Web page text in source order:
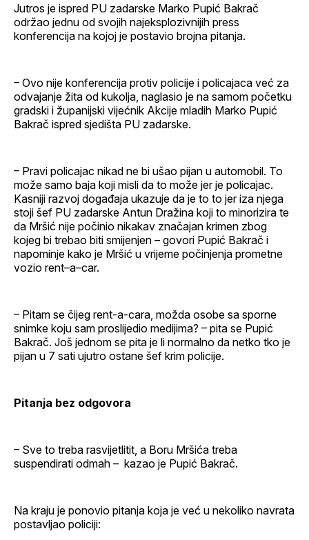
Jutros je ispred PU zadarske Marko Pupić Bakrač
održao jednu od svojih najeksplozivnijih press
konferencija na kojoj je postavio brojna pitanja.
– Ovo nije konferencija protiv policije i policajaca već za
odvajanje žita od kukolja, naglasio je na samom početku
gradski i županijski vijećnik Akcije mladih Marko Pupić
Bakrač ispred sjedišta PU zadarske.
– Pravi policajac nikad ne bi ušao pijan u automobil. To
može samo baja koji misli da to može jer je policajac.
Kasniji razvoj događaja ukazuje da je to to jer iza njega
stoji šef PU zadarske Antun Dražina koji to minorizira te
da Mršić nije počinio nikakav značajan krimen zbog
kojeg bi trebao biti smijenjen – govori Pupić Bakrač i
napominje kako je Mršić u vrijeme počinjenja prometne
vozio rent–a–car.
– Pitam se čijeg rent-a-cara, možda osobe sa sporne
snimke koju sam proslijedio medijima? – pita se Pupić
Bakrač. Još jednom se pita je li normalno da netko tko je
pijan u 7 sati ujutro ostane šef krim policije.
Pitanja bez odgovora
– Sve to treba rasvijetlitit, a Boru Mršića treba
suspendirati odmah – kazao je Pupić Bakrač.
Na kraju je ponovio pitanja koja je već u nekoliko navrata
postavljao policiji: